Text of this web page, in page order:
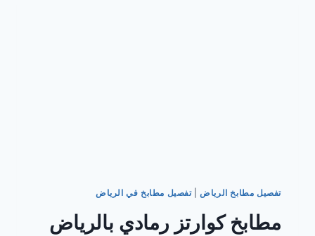
تفصيل مطابخ الرياض|تفصيل مطابخ في الرياض
مطابخ كوارتز رمادي بالرياض